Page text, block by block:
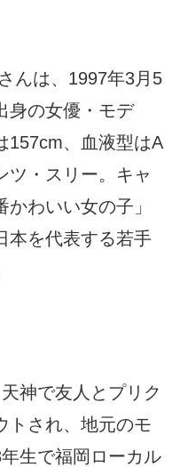
んは、1997年3月5
身の女優・モデ
157cm、血液型はA
ツ・スリー。キャ
わいい女の子」
本を代表する若手
神で友人とプリク
トされ、地元のモ
生で福岡ローカル